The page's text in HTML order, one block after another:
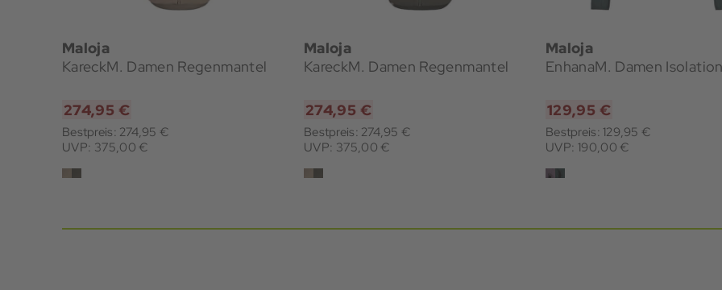
Maloja
KareckM. Damen Regenmantel
274,95 €
Bestpreis: 274,95 €
UVP: 375,00 €
Maloja
KareckM. Damen Regenmantel
274,95 €
Bestpreis: 274,95 €
UVP: 375,00 €
Maloja
EnhanaM. Damen
129,95 €
Bestpreis: 129,95 €
UVP: 190,00 €